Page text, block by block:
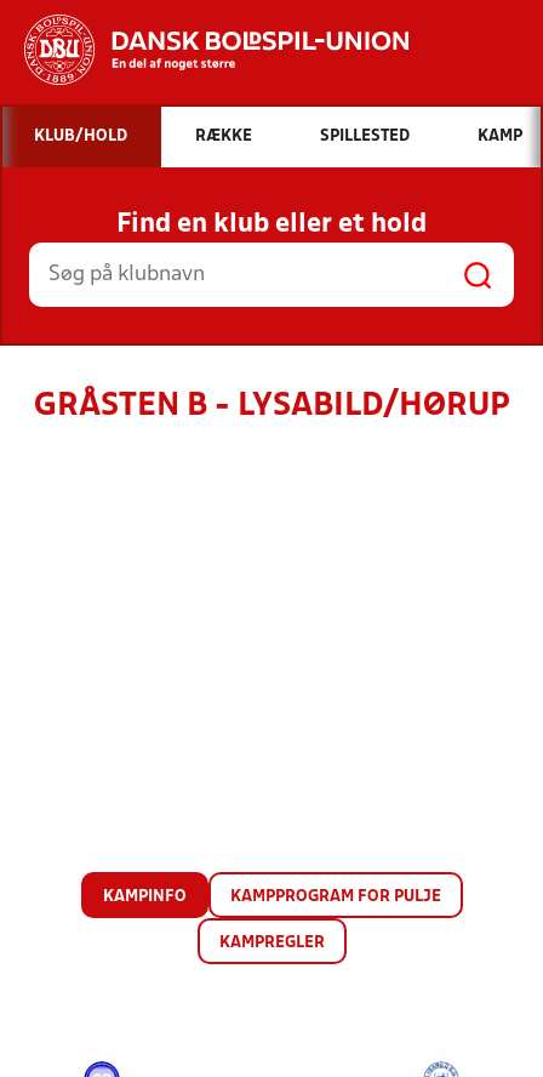
Hvad vil du søge efter?
INDHOLD OG NYHEDER
STILLINGER, RESULTATER, KLUBBER OG
HOLD
KLUB/HOLD RÆKKE SPILLESTED KAMP
Find en klub eller et hold
GRÅSTEN B - LYSABILD/HØRUP
KAMPINFO KAMPPROGRAM FOR PULJE
KAMPREGLER